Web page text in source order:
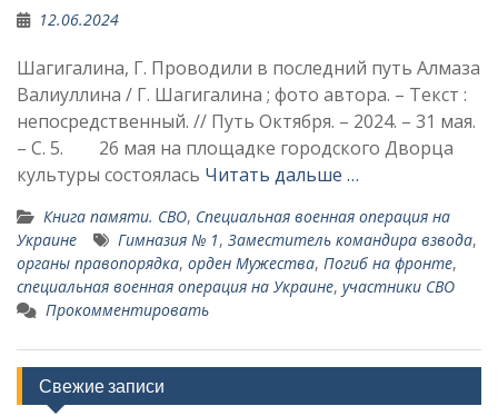
12.06.2024
Шагигалина, Г. Проводили в последний путь Алмаза
Валиуллина / Г. Шагигалина ; фото автора. – Текст :
непосредственный. // Путь Октября. – 2024. – 31 мая.
– С. 5. 26 мая на площадке городского Дворца
культуры состоялась Читать дальше …
Книга памяти. СВО, Специальная военная операция на
Украине
Гимназия № 1, Заместитель командира взвода,
органы правопорядка, орден Мужества, Погиб на фронте,
специальная военная операция на Украине, участники СВО
Прокомментировать
Свежие записи